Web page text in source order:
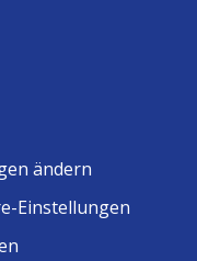
ändern
Einstellungen